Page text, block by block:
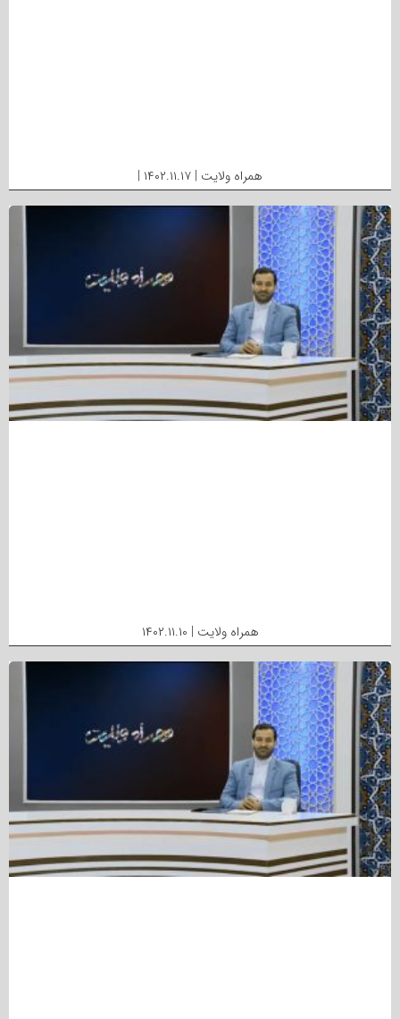
همراه ولایت | ۱۴۰۲.۱۱.۱۷ |
همراه ولایت | ۱۴۰۲.۱۱.۱۰